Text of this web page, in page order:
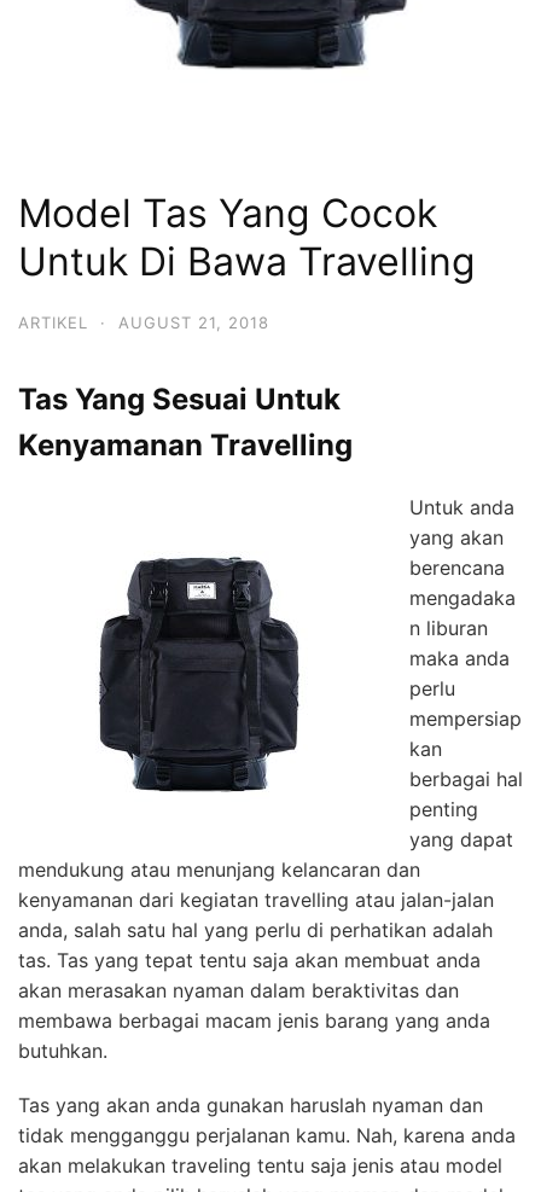
Model Tas Yang Cocok
Untuk Di Bawa Travelling
ARTIKEL · AUGUST 21, 2018
Tas Yang Sesuai Untuk
Kenyamanan Travelling
Untuk anda
yang akan
berencana
mengadaka
n liburan
maka anda
perlu
mempersiap
kan
berbagai hal
penting
yang dapat
mendukung atau menunjang kelancaran dan
kenyamanan dari kegiatan travelling atau jalan-jalan
anda, salah satu hal yang perlu di perhatikan adalah
tas. Tas yang tepat tentu saja akan membuat anda
akan merasakan nyaman dalam beraktivitas dan
membawa berbagai macam jenis barang yang anda
butuhkan.
Tas yang akan anda gunakan haruslah nyaman dan
tidak mengganggu perjalanan kamu. Nah, karena anda
akan melakukan traveling tentu saja jenis atau model